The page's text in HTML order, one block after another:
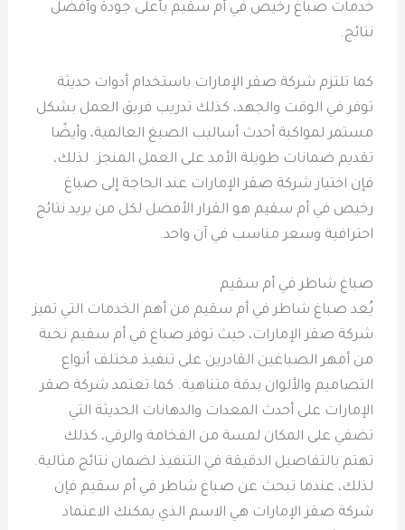
خدمات صباغ رخيص في أم سقيم بأعلى جودة وأفضل
نتائج.
كما تلتزم شركة صقر الإمارات باستخدام أدوات حديثة
توفر في الوقت والجهد، كذلك تدريب فريق العمل بشكل
مستمر لمواكبة أحدث أساليب الصبغ العالمية، وأيضًا
تقديم ضمانات طويلة الأمد على العمل المنجز. لذلك،
فإن اختيار شركة صقر الإمارات عند الحاجة إلى صباغ
رخيص في أم سقيم هو القرار الأفضل لكل من يريد نتائج
احترافية وسعر مناسب في آن واحد.
صباغ شاطر في أم سقيم
يُعد صباغ شاطر في أم سقيم من أهم الخدمات التي تميز
شركة صقر الإمارات، حيث توفر صباغ في أم سقيم نخبة
من أمهر الصباغين القادرين على تنفيذ مختلف أنواع
التصاميم والألوان بدقة متناهية. كما تعتمد شركة صقر
الإمارات على أحدث المعدات والدهانات الحديثة التي
تضفي على المكان لمسة من الفخامة والرقي، كذلك
تهتم بالتفاصيل الدقيقة في التنفيذ لضمان نتائج مثالية.
لذلك، عندما تبحث عن صباغ شاطر في أم سقيم فإن
شركة صقر الإمارات هي الاسم الذي يمكنك الاعتماد